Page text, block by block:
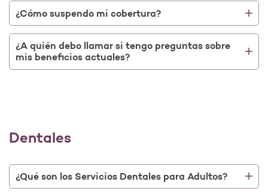
¿Cómo suspendo mi cobertura?
¿A quién debo llamar si tengo preguntas sobre
mis beneficios actuales?
Dentales
¿Qué son los Servicios Dentales para Adultos?